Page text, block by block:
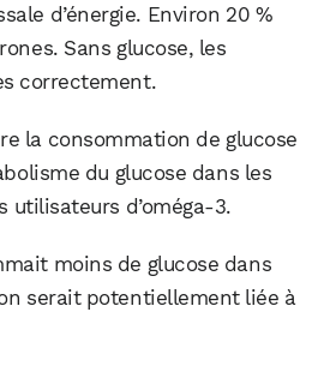
d’énergie. Environ 20 %
Sans glucose, les
correctement.
la consommation de glucose
du glucose dans les
utilisateurs d’oméga-3.
moins de glucose dans
serait potentiellement liée à